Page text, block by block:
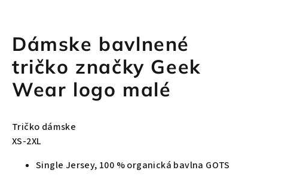
Dámske bavlnené
tričko značky Geek
Wear logo malé
Tričko dámske
XS-2XL
Single Jersey, 100 % organická bavlna GOTS